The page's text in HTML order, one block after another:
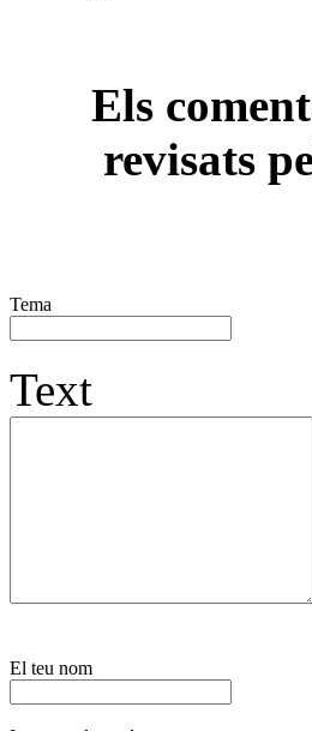
Els
revisats
Tema
Text
El teu nom